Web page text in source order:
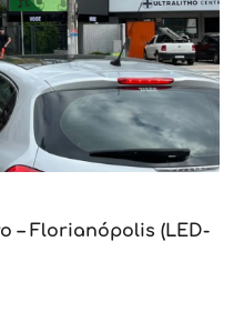
– Florianópolis (LED-